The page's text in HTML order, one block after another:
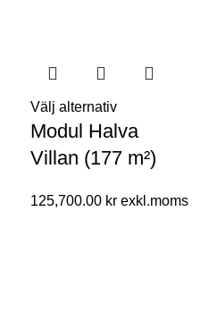
Välj alternativ
Modul Halva
Villan (177 m²)
125,700.00 kr